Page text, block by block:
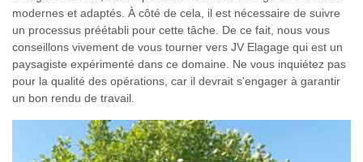
modernes et adaptés. À côté de cela, il est nécessaire de suivre
un processus préétabli pour cette tâche. De ce fait, nous vous
conseillons vivement de vous tourner vers JV Elagage qui est un
paysagiste expérimenté dans ce domaine. Ne vous inquiétez pas
pour la qualité des opérations, car il devrait s'engager à garantir
un bon rendu de travail.